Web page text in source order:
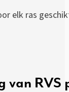
elk ras
van RVS